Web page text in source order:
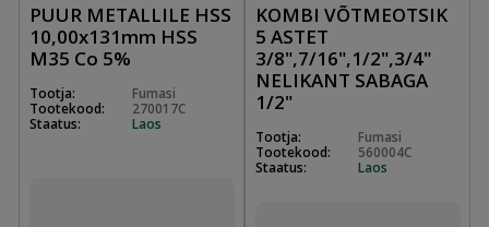
PUUR METALLILE HSS
10,00x131mm HSS
M35 Co 5%
Tootja:
Fumasi
Tootekood:
270017C
Staatus:
Laos
KOMBI VÕTMEOTSIK
5 ASTET
3/8",7/16",1/2",3/4"
NELIKANT SABAGA
1/2"
Tootja:
Fumasi
Tootekood:
560004C
Staatus:
Laos